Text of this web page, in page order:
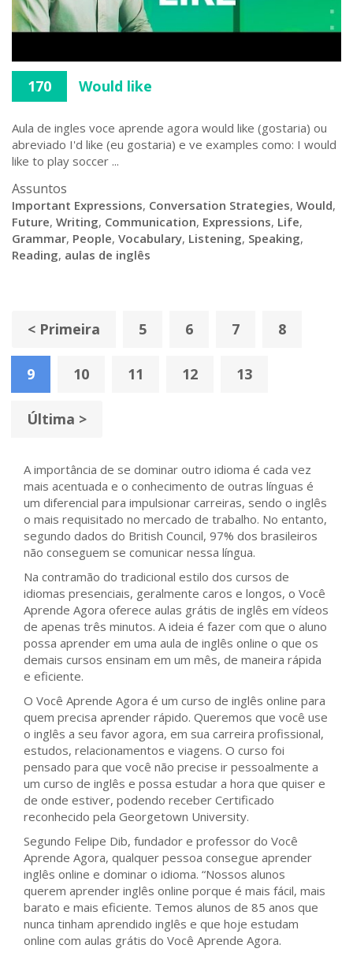
170 Would like
Aula de ingles voce aprende agora would like (gostaria) ou
abreviado I'd like (eu gostaria) e ve examples como: I would
like to play soccer ...
Assuntos
Important Expressions, Conversation Strategies, Would,
Future, Writing, Communication, Expressions, Life,
Grammar, People, Vocabulary, Listening, Speaking,
Reading, aulas de inglês
< Primeira 5 6 7 8
9 10 11 12 13
Última >
A importância de se dominar outro idioma é cada vez
mais acentuada e o conhecimento de outras línguas é
um diferencial para impulsionar carreiras, sendo o inglês
o mais requisitado no mercado de trabalho. No entanto,
segundo dados do British Council, 97% dos brasileiros
não conseguem se comunicar nessa língua.
Na contramão do tradicional estilo dos cursos de
idiomas presenciais, geralmente caros e longos, o Você
Aprende Agora oferece aulas grátis de inglês em vídeos
de apenas três minutos. A ideia é fazer com que o aluno
possa aprender em uma aula de inglês online o que os
demais cursos ensinam em um mês, de maneira rápida
e eficiente.
O Você Aprende Agora é um curso de inglês online para
quem precisa aprender rápido. Queremos que você use
o inglês a seu favor agora, em sua carreira profissional,
estudos, relacionamentos e viagens. O curso foi
pensado para que você não precise ir pessoalmente a
um curso de inglês e possa estudar a hora que quiser e
de onde estiver, podendo receber Certificado
reconhecido pela Georgetown University.
Segundo Felipe Dib, fundador e professor do Você
Aprende Agora, qualquer pessoa consegue aprender
inglês online e dominar o idioma. “Nossos alunos
querem aprender inglês online porque é mais fácil, mais
barato e mais eficiente. Temos alunos de 85 anos que
nunca tinham aprendido inglês e que hoje estudam
online com aulas grátis do Você Aprende Agora.